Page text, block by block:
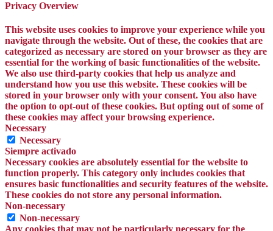
Privacy Overview
This website uses cookies to improve your experience while you
navigate through the website. Out of these, the cookies that are
categorized as necessary are stored on your browser as they are
essential for the working of basic functionalities of the website.
We also use third-party cookies that help us analyze and
understand how you use this website. These cookies will be
stored in your browser only with your consent. You also have
the option to opt-out of these cookies. But opting out of some of
these cookies may affect your browsing experience.
Necessary
Necessary
Siempre activado
Necessary cookies are absolutely essential for the website to
function properly. This category only includes cookies that
ensures basic functionalities and security features of the website.
These cookies do not store any personal information.
Non-necessary
Non-necessary